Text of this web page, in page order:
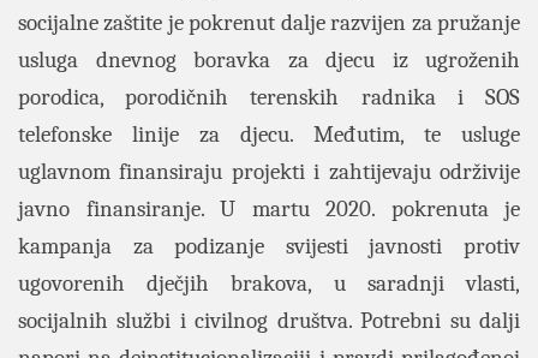
socijalne zaštite je pokrenut dalje razvijen za pružanje
usluga dnevnog boravka za djecu iz ugroženih
porodica, porodičnih terenskih radnika i SOS
telefonske linije za djecu. Međutim, te usluge
uglavnom finansiraju projekti i zahtijevaju održivije
javno finansiranje. U martu 2020. pokrenuta je
kampanja za podizanje svijesti javnosti protiv
ugovorenih dječjih brakova, u saradnji vlasti,
socijalnih službi i civilnog društva. Potrebni su dalji